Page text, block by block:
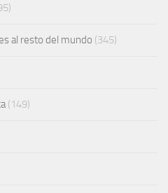
al resto del mundo (345)
(149)